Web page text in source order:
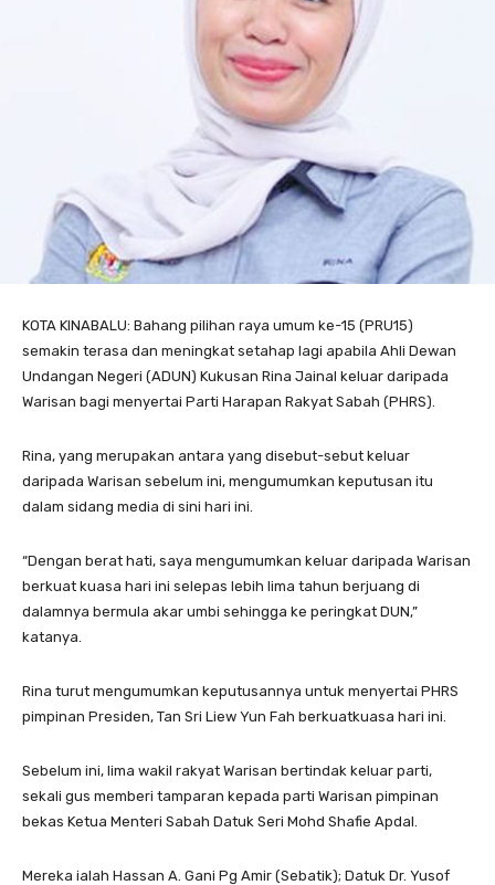
KOTA KINABALU: Bahang pilihan raya umum ke-15 (PRU15)
semakin terasa dan meningkat setahap lagi apabila Ahli Dewan
Undangan Negeri (ADUN) Kukusan Rina Jainal keluar daripada
Warisan bagi menyertai Parti Harapan Rakyat Sabah (PHRS).
Rina, yang merupakan antara yang disebut-sebut keluar
daripada Warisan sebelum ini, mengumumkan keputusan itu
dalam sidang media di sini hari ini.
“Dengan berat hati, saya mengumumkan keluar daripada Warisan
berkuat kuasa hari ini selepas lebih lima tahun berjuang di
dalamnya bermula akar umbi sehingga ke peringkat DUN,”
katanya.
Rina turut mengumumkan keputusannya untuk menyertai PHRS
pimpinan Presiden, Tan Sri Liew Yun Fah berkuatkuasa hari ini.
Sebelum ini, lima wakil rakyat Warisan bertindak keluar parti,
sekali gus memberi tamparan kepada parti Warisan pimpinan
bekas Ketua Menteri Sabah Datuk Seri Mohd Shafie Apdal.
Mereka ialah Hassan A. Gani Pg Amir (Sebatik); Datuk Dr. Yusof